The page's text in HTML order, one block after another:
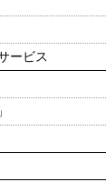
ービス